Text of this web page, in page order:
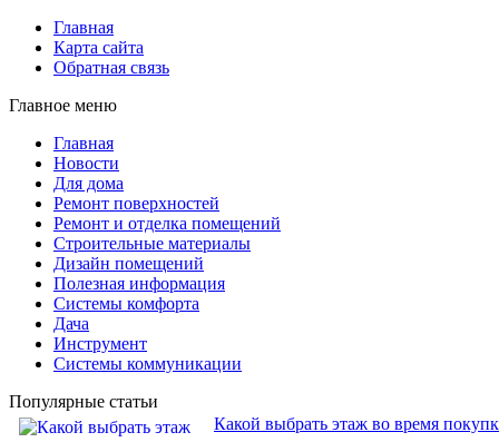
Главная
Карта сайта
Обратная связь
Главное меню
Главная
Новости
Для дома
Ремонт поверхностей
Ремонт и отделка помещений
Строительные материалы
Дизайн помещений
Полезная информация
Системы комфорта
Дача
Инструмент
Системы коммуникации
Популярные статьи
Какой выбрать этаж во время